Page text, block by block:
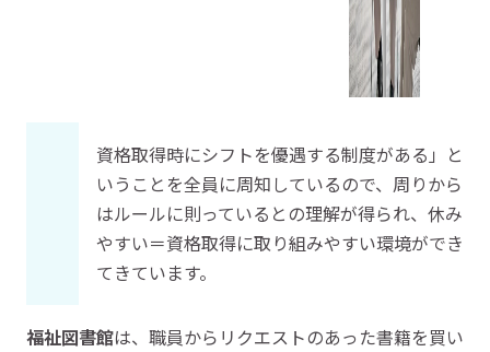
資格取得時にシフトを優遇する制度がある」と
いうことを全員に周知しているので、周りから
はルールに則っているとの理解が得られ、休み
やすい＝資格取得に取り組みやすい環境ができ
てきています。
福祉図書館は、職員からリクエストのあった書籍を買い